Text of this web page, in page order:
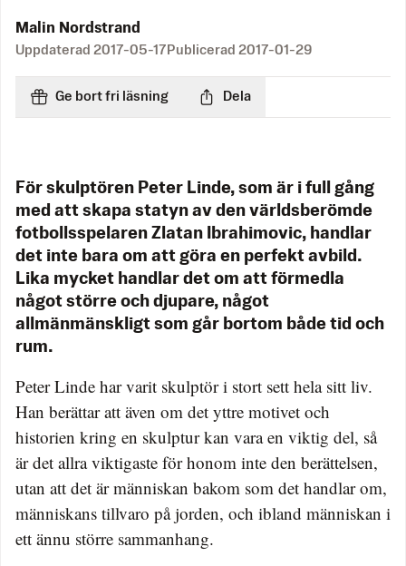
Malin Nordstrand
Uppdaterad 2017-05-17 Publicerad 2017-01-29
Ge bort fri läsning Dela
För skulptören Peter Linde, som är i full gång
med att skapa statyn av den världsberömde
fotbollsspelaren Zlatan Ibrahimovic, handlar
det inte bara om att göra en perfekt avbild.
Lika mycket handlar det om att förmedla
något större och djupare, något
allmänmänskligt som går bortom både tid och
rum.
Peter Linde har varit skulptör i stort sett hela sitt liv.
Han berättar att även om det yttre motivet och
historien kring en skulptur kan vara en viktig del, så
är det allra viktigaste för honom inte den berättelsen,
utan att det är människan bakom som det handlar om,
människans tillvaro på jorden, och ibland människan i
ett ännu större sammanhang.